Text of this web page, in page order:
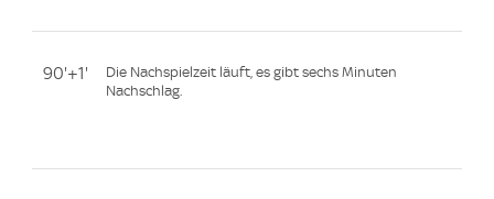
90'+1'
Die Nachspielzeit läuft, es gibt sechs Minuten
Nachschlag.